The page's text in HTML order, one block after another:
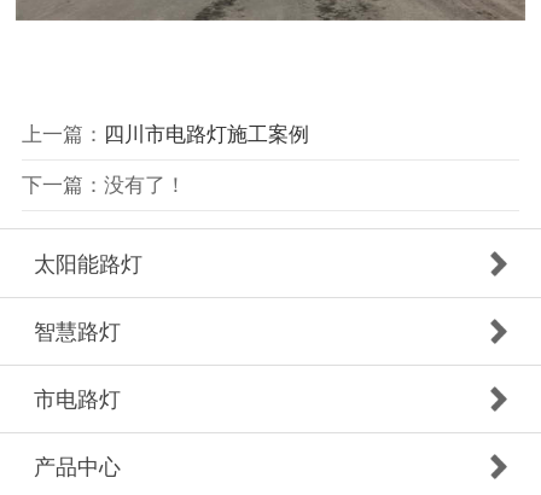
上一篇： 四川市电路灯施工案例
下一篇：没有了！
太阳能路灯
智慧路灯
市电路灯
产品中心